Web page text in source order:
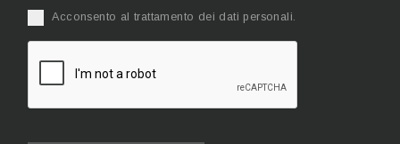
Acconsento al trattamento dei dati personali.